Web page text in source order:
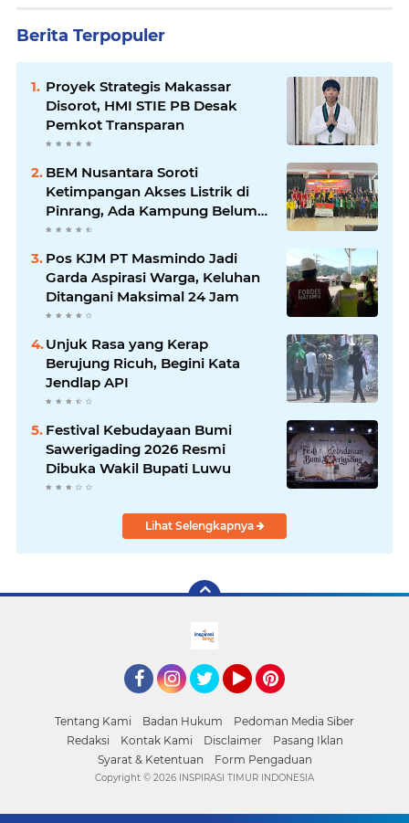
Berita Terpopuler
Proyek Strategis Makassar
Disorot, HMI STIE PB Desak
Pemkot Transparan
BEM Nusantara Soroti
Ketimpangan Akses Listrik di
Pinrang, Ada Kampung Belum
Terlayani
Pos KJM PT Masmindo Jadi
Garda Aspirasi Warga, Keluhan
Ditangani Maksimal 24 Jam
Unjuk Rasa yang Kerap
Berujung Ricuh, Begini Kata
Jendlap API
Festival Kebudayaan Bumi
Sawerigading 2026 Resmi
Dibuka Wakil Bupati Luwu
Lihat Selengkapnya
Tentang Kami Badan Hukum
Pedoman Media Siber
Redaksi
Kontak Kami Disclaimer
Pasang Iklan
Syarat & Ketentuan
Form Pengaduan
Copyright © 2026 INSPIRASI TIMUR INDONESIA